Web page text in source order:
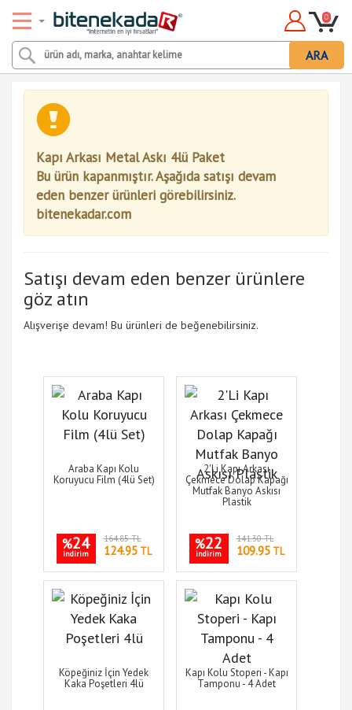
ARA
0
Kapı Arkası Metal Askı 4lü Paket
Bu ürün kapanmıştır. Aşağıda satışı devam
eden benzer ürünleri görebilirsiniz.
bitenekadar.com
Satışı devam eden benzer ürünlere
göz atın
Alışverişe devam! Bu ürünleri de beğenebilirsiniz.
Araba Kapı Kolu
Koruyucu Film (4lü Set)
%24
indirim
164.85 TL
124.95TL
2'Li Kapı Arkası
Çekmece Dolap Kapağı
Mutfak Banyo Askısı
Plastik
%22
indirim
141.30 TL
109.95TL
Köpeğiniz İçin Yedek
Kaka Poşetleri 4lü
Kapı Kolu Stoperi - Kapı
Tamponu - 4 Adet